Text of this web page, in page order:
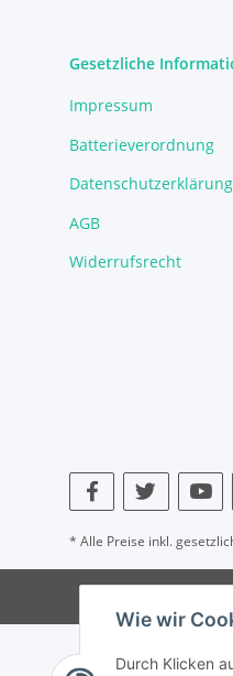
Wie wir
Durch Klicken
Gesetzliche
Impressum
Batterieverordnung
Datenschutzerklärung
AGB
Widerrufsrecht
* Alle Preise inkl.